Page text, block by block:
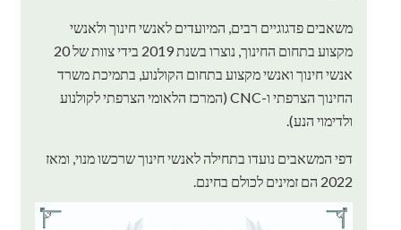
משאבים פדגוגיים רבים, המיועדים לאנשי חינוך ולאנשי
מקצוע בתחום החינוך, נוצרו בשנת 2019 בידי צוות של 20
אנשי חינוך ואנשי מקצוע בתחום הקולנוע, בתמיכת משרד
החינוך הצרפתי ו-CNC (המרכז הלאומי הצרפתי לקולנוע
ולדימוי הנע).
דפי המשאבים נועדו בתחילה לאנשי חינוך שרכשו מנוי, ומאז
2022 הם זמינים לכולם בחינם.